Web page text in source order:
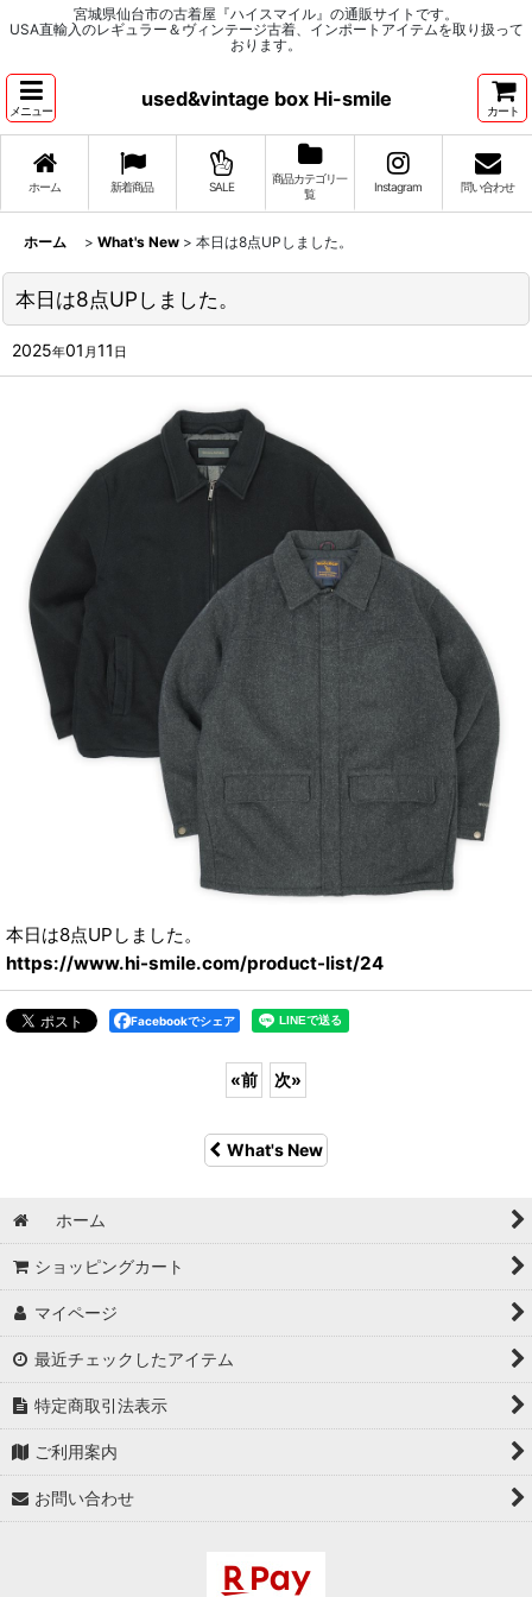
宮城県仙台市の古着屋『ハイスマイル』の通販サイトです。
USA直輸入のレギュラー＆ヴィンテージ古着、インポートアイテムを取り扱って
おります。
メニュー
used&vintage box Hi-smile
カート
ホーム 新着商品 SALE
商品カテゴリ一
覧
Instagram 問い合わせ
ホーム > What's New > 本日は8点UPしました。
本日は8点UPしました。
2025年01 月11 日
本日は8点UPしました。
https://www.hi-smile.com/product-list/24
Facebookでシェア
«前 次»
What's New
ホーム
ショッピングカート
マイページ
最近チェックしたアイテム
特定商取引法表示
ご利用案内
お問い合わせ